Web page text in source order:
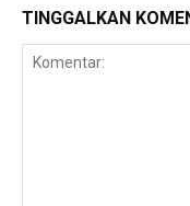
TINGGALKAN